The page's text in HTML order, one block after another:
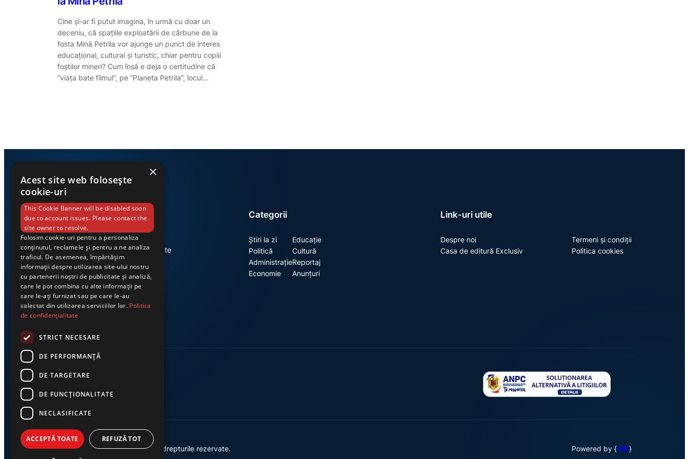
Cine și-ar fi putut imagina, în urmă cu doar un
deceniu, că spațiile exploatării de cărbune de la
fosta Mină Petrila vor ajunge un punct de interes
educațional, cultural și turistic, chiar pentru copiii
foștilor mineri? Cum însă e deja o certitudine că
”viața bate filmul”, pe ”Planeta Petrila”, locul…
Știri din Valea Jiului, prezentate
corect și la timp. Ziarul Exclusiv te
conectează zi de zi la cele mai
importante evenimente din
regiune.
Categorii
Știri la zi
Politică
Administrație
Economie
Educație
Cultură
Reportaj
Anunțuri
Link-uri utile
Despre noi
Casa de editură Exclusiv
Termeni și condiții
Politica cookies
© 2026 Ziarul Exclusiv – Toate drepturile rezervate. Powered by {AW}
×
Acest site web folosește
cookie-uri
This Cookie Banner will be disabled soon
due to account issues. Please contact the
site owner to resolve.
Folosim cookie-uri pentru a personaliza
conținutul, reclamele și pentru a ne analiza
traficul. De asemenea, împărtășim
informații despre utilizarea site-ului nostru
cu partenerii noștri de publicitate și analiză,
care le pot combina cu alte informații pe
care le-ați furnizat sau pe care le-au
colectat din utilizarea serviciilor lor. Politica
de confidențialitate
STRICT NECESARE
DE PERFORMANȚĂ
DE TARGETARE
DE FUNCŢIONALITATE
NECLASIFICATE
ACCEPTĂ TOATE REFUZĂ TOT